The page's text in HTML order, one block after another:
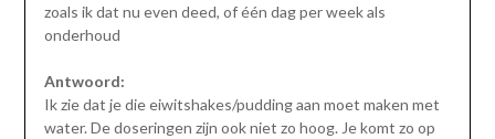
zoals ik dat nu even deed, of één dag per week als
onderhoud
Antwoord:
Ik zie dat je die eiwitshakes/pudding aan moet maken met
water. De doseringen zijn ook niet zo hoog. Je komt zo op